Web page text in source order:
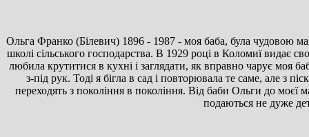
Ольга Франко (Білевич) 1896 - 1987 - моя баба, була чудовою
школі сільського господарства. В 1929 році в Коломиї
любила крутитися в кухні і заглядати, як вправно чарує моя
з-під рук. Тоді я бігла в сад і повторювала те саме, але з
переходять з покоління в покоління. Від баби Ольги до
подаються не дуже